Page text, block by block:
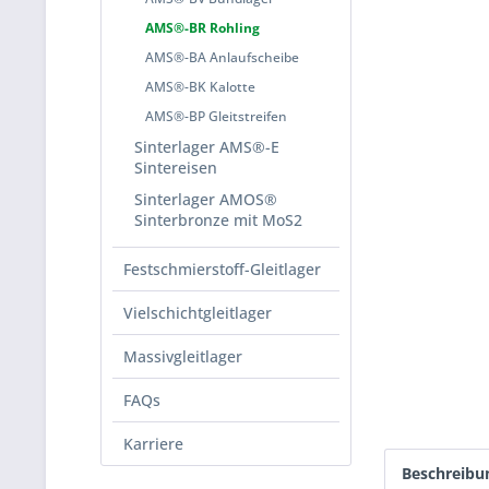
AMS®-BR Rohling
AMS®-BA Anlaufscheibe
AMS®-BK Kalotte
AMS®-BP Gleitstreifen
Sinterlager AMS®-E
Sintereisen
Sinterlager AMOS®
Sinterbronze mit MoS2
Festschmierstoff-Gleitlager
Vielschichtgleitlager
Massivgleitlager
FAQs
Karriere